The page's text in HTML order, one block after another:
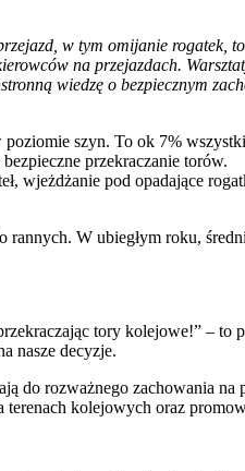
w tym omijanie rogatek,
na przejazdach.
wiedzę o bezpiecznym
szyn. To ok 7%
przekraczanie torów.
wjeżdżanie pod opadające
rannych. W ubiegłym roku,
tory kolejowe!” – to
nasze decyzje.
do rozważnego zachowania
terenach kolejowych oraz